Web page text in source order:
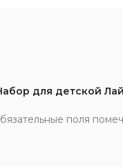
для детской
поля